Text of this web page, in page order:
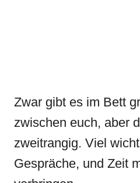
Zwar gibt es im Bett
zwischen euch, aber
zweitrangig. Viel
Gespräche, und Zeit